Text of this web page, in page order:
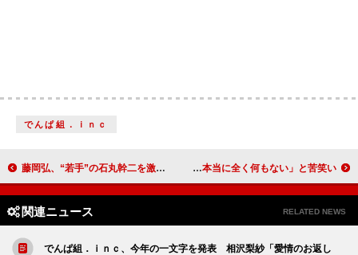
でんぱ組．ｉｎｃ
藤岡弘、“若手”の石丸幹二を激励 「自分ももう一度ふんどしを締め直す」 高橋大輔、週刊誌の“熱愛報道”を否定 「本当に全く何もない」と苦笑い
関連ニュース RELATED NEWS
でんぱ組．ｉｎｃ、今年の一文字を発表 相沢梨紗「愛情のお返し